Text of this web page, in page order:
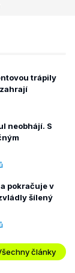
trápily
neobhájí. S
pokračuje v
šílený
články